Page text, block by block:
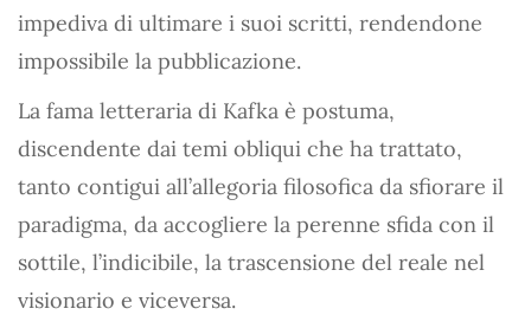
impediva di ultimare i suoi scritti, rendendone
impossibile la pubblicazione.
La fama letteraria di Kafka è postuma,
discendente dai temi obliqui che ha trattato,
tanto contigui all’allegoria filosofica da sfiorare il
paradigma, da accogliere la perenne sfida con il
sottile, l’indicibile, la trascensione del reale nel
visionario e viceversa.